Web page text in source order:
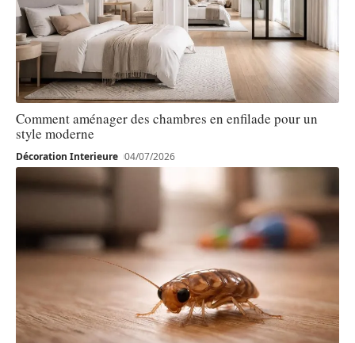
Comment aménager des chambres en enfilade pour un
style moderne
Décoration Interieure 04/07/2026